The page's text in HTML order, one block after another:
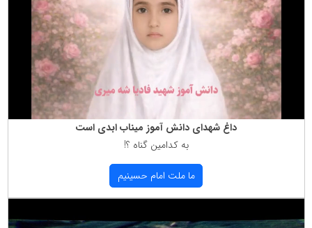
داغ شهدای دانش آموز میناب ابدی است
به كدامین گناه ؟!
ما ملت امام حسینیم